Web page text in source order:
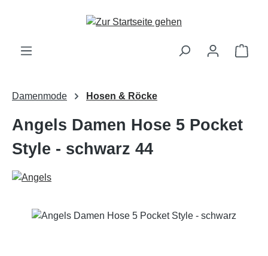
Zum Hauptinhalt springen
Damenmode Hosen & Röcke
Angels Damen Hose 5 Pocket
Style - schwarz 44
Bildergalerie überspringen